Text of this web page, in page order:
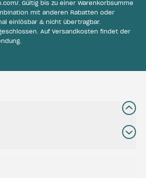
. Gültig bis zu einer Warenkorbsumme
mit anderen Rabatten oder
einlösbar & nicht übertragbar.
Auf Versandkosten findet der